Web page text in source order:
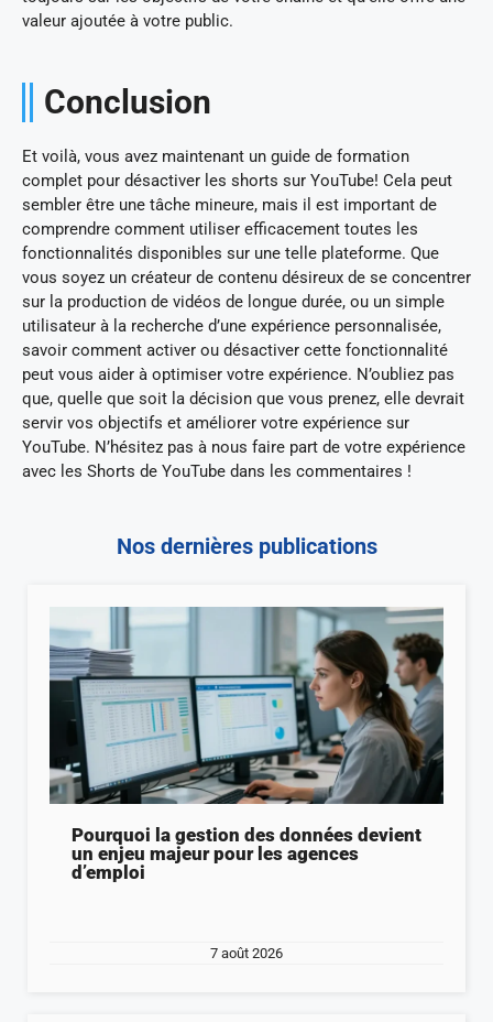
valeur ajoutée à votre public.
Conclusion
Et voilà, vous avez maintenant un guide de formation
complet pour désactiver les shorts sur YouTube! Cela peut
sembler être une tâche mineure, mais il est important de
comprendre comment utiliser efficacement toutes les
fonctionnalités disponibles sur une telle plateforme. Que
vous soyez un créateur de contenu désireux de se concentrer
sur la production de vidéos de longue durée, ou un simple
utilisateur à la recherche d’une expérience personnalisée,
savoir comment activer ou désactiver cette fonctionnalité
peut vous aider à optimiser votre expérience. N’oubliez pas
que, quelle que soit la décision que vous prenez, elle devrait
servir vos objectifs et améliorer votre expérience sur
YouTube. N’hésitez pas à nous faire part de votre expérience
avec les Shorts de YouTube dans les commentaires !
Nos dernières publications
Pourquoi la gestion des données devient
un enjeu majeur pour les agences
d’emploi
7 août 2026